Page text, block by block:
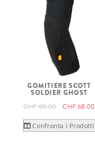
GOMITIERE SCOTT
SOLDIER GHOST
CHF 80.00 CHF 68.00
Confronta i Prodotti